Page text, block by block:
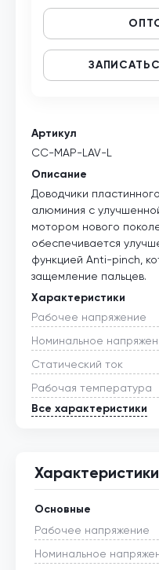
Артикул
CC-MAP-LAV-L
Описание
Доводчики
алюминия с
мотором нового
обеспечивается
функцией Anti-pinch,
защемление пальцев.
Характеристики
Рабочее напряжение
Номинальное
Статический ток
Рабочая температура
Все характеристики
Характеристики
Основные
Рабочее напряжение
Номинальное